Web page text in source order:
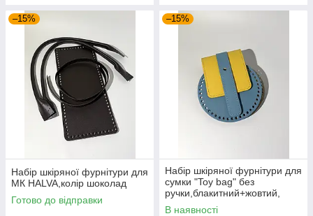
–15%
Набір шкіряної фурнітури для
МК HALVA,колір шоколад
Готово до відправки
–15%
Набір шкіряної фурнітури для
сумки "Toy bag" без
ручки,блакитний+жовтий,
метал срібло
В наявності